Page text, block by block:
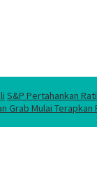
S&P Pertahankan
Grab Mulai